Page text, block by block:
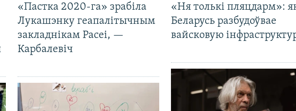
«Пастка 2020-га» зрабіла
Лукашэнку геапалітычным
закладнікам Расеі, —
Карбалевіч
«Ня толькі пляцдарм»:
Беларусь разбудоўвае
вайсковую